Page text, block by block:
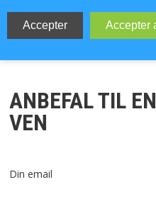
MENU
TEKNISK DYKKERUDSTYR
VIDEOLYS OG LYGTER
ANBEFAL TIL EN
VEN
Din email